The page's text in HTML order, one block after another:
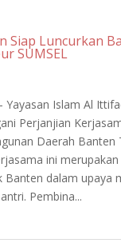
Siap Luncurkan
SUMSEL
Yayasan Islam Al
Perjanjian
Daerah Banten
ini
Banten dalam upaya
Pembina...